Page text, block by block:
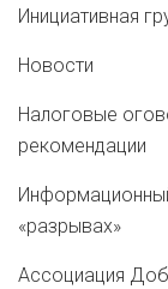
Инициативная
Новости
Налоговые
рекомендации
«разрывах»
Ассоциация